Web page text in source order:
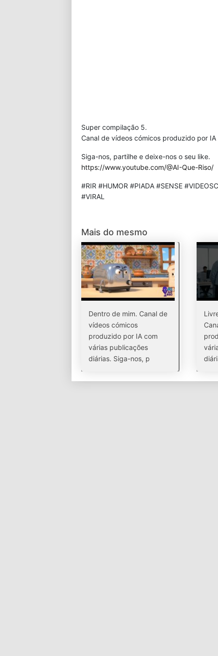
Super compilação 5.
Canal de vídeos cómicos produzido por
Siga-nos, partilhe e deixe-nos o seu like.
https://www.youtube.com/@AI-Que-Riso/
#RIR #HUMOR #PIADA #SENSE
#VIRAL
Mais do mesmo
Dentro de mim. Canal de
vídeos cómicos
produzido por IA com
várias publicações
diárias. Siga-nos, p